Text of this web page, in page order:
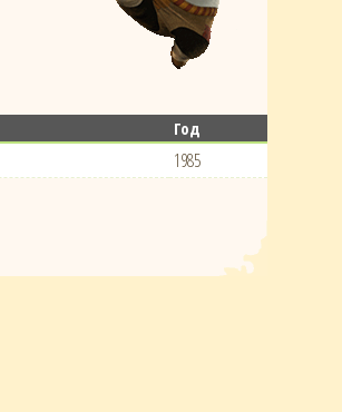
Год
1985